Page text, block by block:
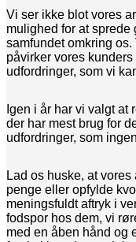
Vi ser ikke blot vores
mulighed for at
samfundet omkring
påvirker vores
udfordringer, som vi
Igen i år har vi valgt
der har mest brug for
udfordringer, som
Lad os huske, at
penge eller opfylde
meningsfuldt aftryk i
fodspor hos dem, vi
med en åben hånd og